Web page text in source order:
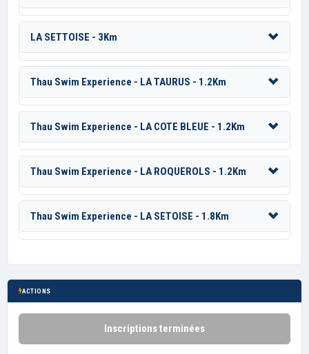
LA SETTOISE - 3Km
Thau Swim Experience - LA TAURUS - 1.2Km
Thau Swim Experience - LA COTE BLEUE - 1.2Km
Thau Swim Experience - LA ROQUEROLS - 1.2Km
Thau Swim Experience - LA SETOISE - 1.8Km
ACTIONS
Inscriptions terminées